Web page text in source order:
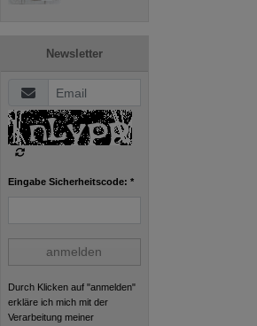
ITH
Sternzeichen-
Anhänger
Rahmen
1,00 €0,75 € *
ITH Tisch-Set
9,99 €7,49 € *
Newsletter
Eingabe Sicherheitscode: *
anmelden
Durch Klicken auf "anmelden"
erkläre ich mich mit der
Verarbeitung meiner